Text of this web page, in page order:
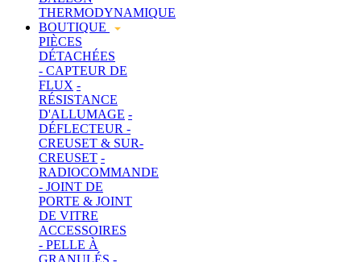
THERMODYNAMIQUE
BOUTIQUE
PIÈCES
DÉTACHÉES
- CAPTEUR DE
FLUX -
RÉSISTANCE
D'ALLUMAGE -
DÉFLECTEUR -
CREUSET & SUR-
CREUSET -
RADIOCOMMANDE
- JOINT DE
PORTE & JOINT
DE VITRE
ACCESSOIRES
- PELLE À